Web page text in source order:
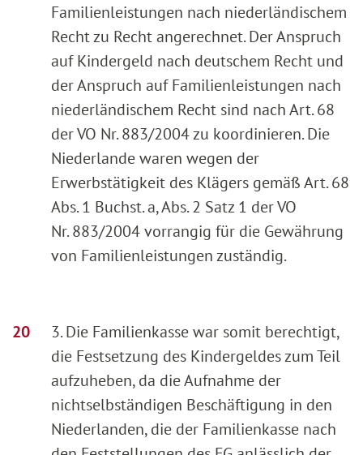
Familienleistungen nach niederländischem
Recht zu Recht angerechnet. Der Anspruch
auf Kindergeld nach deutschem Recht und
der Anspruch auf Familienleistungen nach
niederländischem Recht sind nach Art. 68
der VO Nr. 883/2004 zu koordinieren. Die
Niederlande waren wegen der
Erwerbstätigkeit des Klägers gemäß Art. 68
Abs. 1 Buchst. a, Abs. 2 Satz 1 der VO
Nr. 883/2004 vorrangig für die Gewährung
von Familienleistungen zuständig.
3. Die Familienkasse war somit berechtigt,
die Festsetzung des Kindergeldes zum Teil
aufzuheben, da die Aufnahme der
nichtselbständigen Beschäftigung in den
Niederlanden, die der Familienkasse nach